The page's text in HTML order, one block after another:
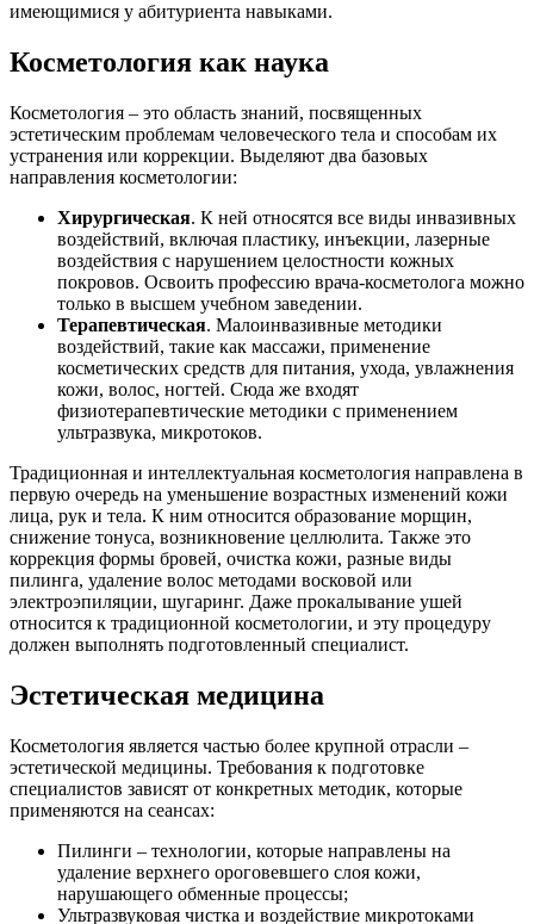
имеющимися у абитуриента навыками.
Косметология как наука
Косметология – это область знаний, посвященных
эстетическим проблемам человеческого тела и способам их
устранения или коррекции. Выделяют два базовых
направления косметологии:
Хирургическая. К ней относятся все виды инвазивных
воздействий, включая пластику, инъекции, лазерные
воздействия с нарушением целостности кожных
покровов. Освоить профессию врача-косметолога можно
только в высшем учебном заведении.
Терапевтическая. Малоинвазивные методики
воздействий, такие как массажи, применение
косметических средств для питания, ухода, увлажнения
кожи, волос, ногтей. Сюда же входят
физиотерапевтические методики с применением
ультразвука, микротоков.
Традиционная и интеллектуальная косметология направлена в
первую очередь на уменьшение возрастных изменений кожи
лица, рук и тела. К ним относится образование морщин,
снижение тонуса, возникновение целлюлита. Также это
коррекция формы бровей, очистка кожи, разные виды
пилинга, удаление волос методами восковой или
электроэпиляции, шугаринг. Даже прокалывание ушей
относится к традиционной косметологии, и эту процедуру
должен выполнять подготовленный специалист.
Эстетическая медицина
Косметология является частью более крупной отрасли –
эстетической медицины. Требования к подготовке
специалистов зависят от конкретных методик, которые
применяются на сеансах:
Пилинги – технологии, которые направлены на
удаление верхнего ороговевшего слоя кожи,
нарушающего обменные процессы;
Ультразвуковая чистка и воздействие микротоками